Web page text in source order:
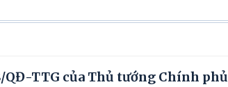
QĐ-TTG của Thủ tướng Chính